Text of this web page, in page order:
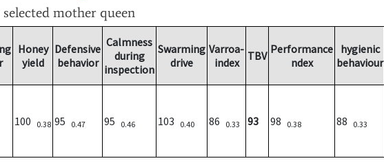
mother queen
Honey
yield
Defensive
behavior
Calmness
during
inspection
Swarming
drive
Varroa-
index
TBV Performance
ndex
hygienic
behaviour
100 0.38 95 0.47 95 0.46 103 0.40 86 0.33 93 98 0.38 88 0.33